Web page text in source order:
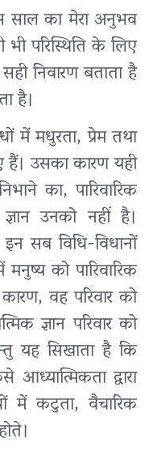
साल का मेरा अनुभव
परिस्थिति के लिए
निवारण बताता है
है।
में मधुरता, प्रेम तथा
हैं। उसका कारण यही
का, पारिवारिक
उनको नहीं है।
सब विधि-विधानों
को पारिवारिक
वह परिवार को
ज्ञान परिवार को
यह सिखाता है कि
द्वारा
में कटुता, वैचारिक